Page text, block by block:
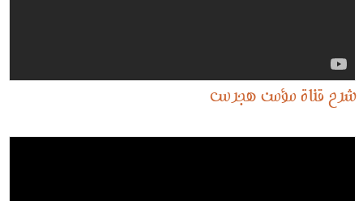
شرح قناة مؤمن هجرس